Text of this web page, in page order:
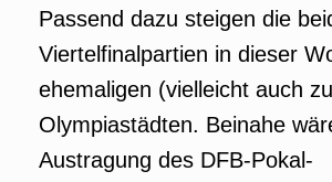
Passend dazu steigen die
Viertelfinalpartien in dieser
ehemaligen (vielleicht auch
Olympiastädten. Beinahe
Austragung des DFB-Pokal-